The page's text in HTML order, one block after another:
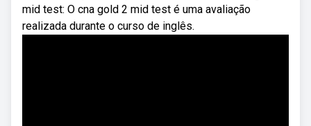
mid test: O cna gold 2 mid test é uma avaliação
realizada durante o curso de inglês.